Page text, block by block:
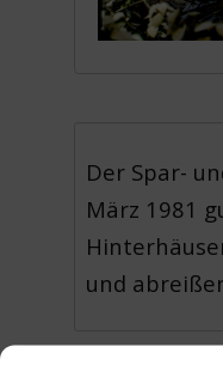
Der Spar-
März 1981
und